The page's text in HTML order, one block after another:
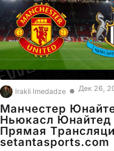
Irakli Imedadze ● Дек 26,
Манчестер
Ньюкасл
Прямая
setantasports.com